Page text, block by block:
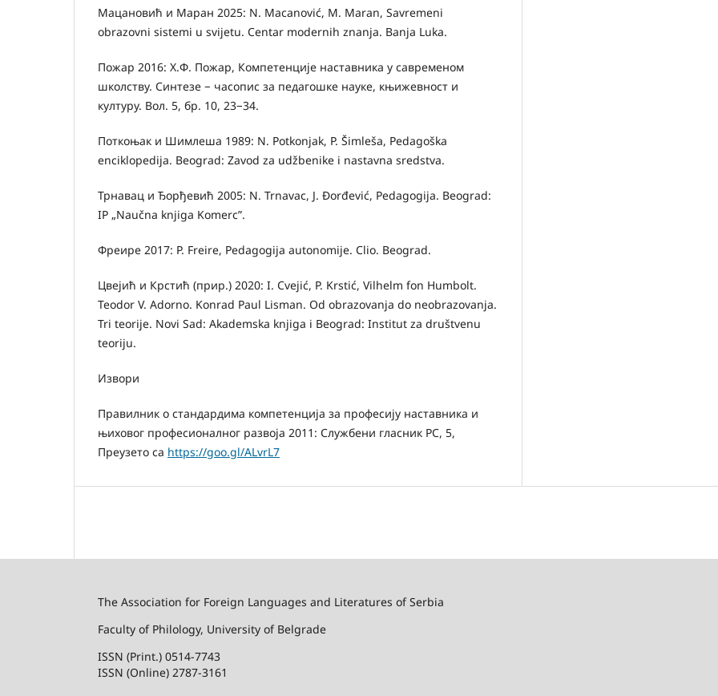
Мацановић и Маран 2025: N. Macanović, М. Maran, Savremeni
obrazovni sistemi u svijetu. Centar modernih znanja. Banja Luka.
Пожар 2016: Х.Ф. Пожар, Компетенције наставника у савременом
школству. Синтезе − часопис за педагошке науке, књижевност и
културу. Вол. 5, бр. 10, 23−34.
Поткоњак и Шимлеша 1989: N. Potkonjak, P. Šimleša, Pedagoška
enciklopedija. Beograd: Zavod za udžbenike i nastavna sredstva.
Трнавац и Ђорђевић 2005: N. Trnavac, J. Đorđević, Pedagogija. Beograd:
IP „Naučna knjiga Komerc”.
Фреире 2017: P. Freire, Pedagogija autonomije. Clio. Beograd.
Цвејић и Крстић (прир.) 2020: I. Cvejić, P. Krstić, Vilhelm fon Humbolt.
Teodor V. Adorno. Konrad Paul Lisman. Od obrazovanja do neobrazovanja.
Tri teorije. Novi Sad: Akademska knjiga i Beograd: Institut za društvenu
teoriju.
Извори
Правилник о стандардима компетенција за професију наставника и
њиховог професионалног развоја 2011: Службени гласник РС, 5,
Преузето са https://goo.gl/ALvrL7
The Association for Foreign Languages and Literatures of Serbia
Faculty of Philology, University of Belgrade
ISSN (Print.) 0514-7743
ISSN (Online) 2787-3161